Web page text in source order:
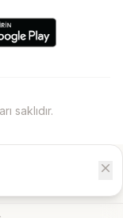
saklıdır.
close